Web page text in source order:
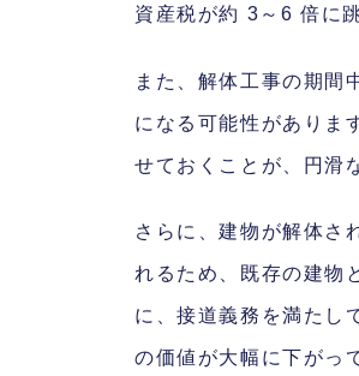
資産税が約 3～6 倍に
また、解体工事の期間
になる可能性がありま
せておくことが、円滑
さらに、建物が解体さ
れるため、既存の建物
に、接道義務を満たし
の価値が大幅に下がっ